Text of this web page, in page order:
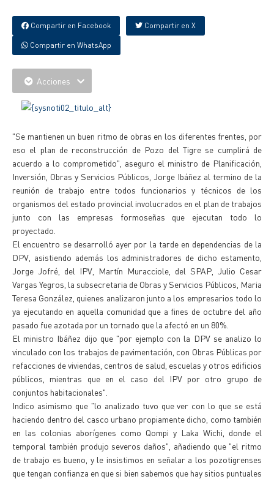
Compartir en Facebook Compartir en X
Compartir en WhatsApp
Acciones
"Se mantienen un buen ritmo de obras en los diferentes frentes, por
eso el plan de reconstrucción de Pozo del Tigre se cumplirá de
acuerdo a lo comprometido", aseguro el ministro de Planificación,
Inversión, Obras y Servicios Públicos, Jorge Ibáñez al termino de la
reunión de trabajo entre todos funcionarios y técnicos de los
organismos del estado provincial involucrados en el plan de trabajos
junto con las empresas formoseñas que ejecutan todo lo
proyectado.
El encuentro se desarrolló ayer por la tarde en dependencias de la
DPV, asistiendo además los administradores de dicho estamento,
Jorge Jofré, del IPV, Martín Muracciole, del SPAP, Julio Cesar
Vargas Yegros, la subsecretaria de Obras y Servicios Públicos, Maria
Teresa González, quienes analizaron junto a los empresarios todo lo
ya ejecutando en aquella comunidad que a fines de octubre del año
pasado fue azotada por un tornado que la afectó en un 80%.
El ministro Ibáñez dijo que "por ejemplo con la DPV se analizo lo
vinculado con los trabajos de pavimentación, con Obras Públicas por
refacciones de viviendas, centros de salud, escuelas y otros edificios
públicos, mientras que en el caso del IPV por otro grupo de
conjuntos habitacionales".
Indico asimismo que "lo analizado tuvo que ver con lo que se está
haciendo dentro del casco urbano propiamente dicho, como también
en las colonias aborígenes como Qompi y Laka Wichi, donde el
temporal también produjo severos daños", añadiendo que "el ritmo
de trabajo es bueno, y le insistimos en señalar a los pozotigrenses
que tengan confianza en que si bien sabemos que hay sitios puntuales